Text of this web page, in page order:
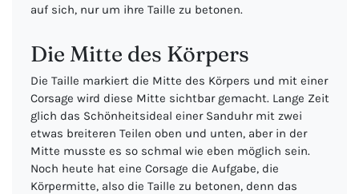
auf sich, nur um ihre Taille zu betonen.
Die Mitte des Körpers
Die Taille markiert die Mitte des Körpers und mit einer
Corsage wird diese Mitte sichtbar gemacht. Lange Zeit
glich das Schönheitsideal einer Sanduhr mit zwei
etwas breiteren Teilen oben und unten, aber in der
Mitte musste es so schmal wie eben möglich sein.
Noch heute hat eine Corsage die Aufgabe, die
Körpermitte, also die Taille zu betonen, denn das